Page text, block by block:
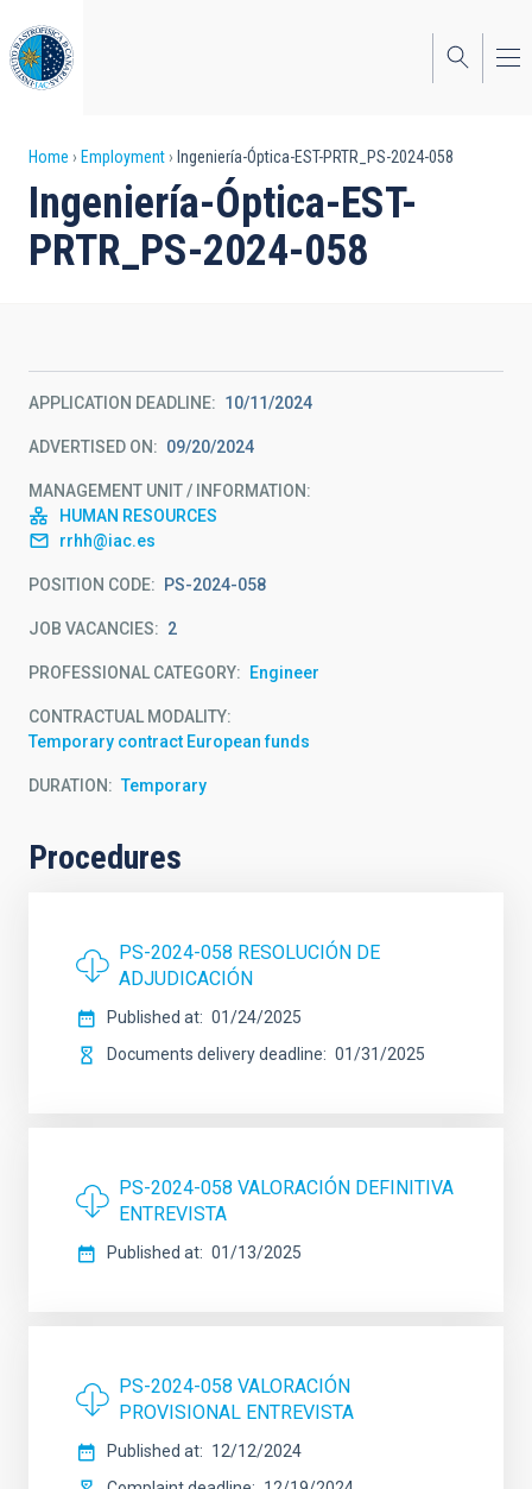
to
main
content
Breadcrumb
Home Employment Ingeniería-Óptica-EST-PRTR_PS-2024-058
Ingeniería-Óptica-EST-
PRTR_PS-2024-058
APPLICATION DEADLINE 10/11/2024
ADVERTISED ON 09/20/2024
MANAGEMENT UNIT / INFORMATION
HUMAN RESOURCES
rrhh@iac.es
POSITION CODE PS-2024-058
JOB VACANCIES 2
PROFESSIONAL CATEGORY Engineer
CONTRACTUAL MODALITY
Temporary contract European funds
DURATION Temporary
Procedures
PS-2024-058 RESOLUCIÓN DE
ADJUDICACIÓN
Published at
01/24/2025
Documents delivery deadline
01/31/2025
PS-2024-058 VALORACIÓN DEFINITIVA
ENTREVISTA
Published at 01/13/2025
PS-2024-058 VALORACIÓN
PROVISIONAL ENTREVISTA
Published at
12/12/2024